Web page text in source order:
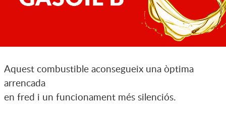
Aquest combustible aconsegueix una òptima
arrencada
en fred i un funcionament més silenciós.